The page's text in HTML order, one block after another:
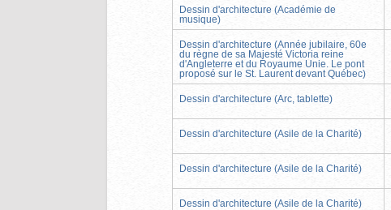
Dessin d'architecture (Académie de
musique)
Dessin d'architecture (Année jubilaire, 60e
du règne de sa Majesté Victoria reine
d'Angleterre et du Royaume Unie. Le pont
proposé sur le St. Laurent devant Québec)
Dessin d'architecture (Arc, tablette)
Dessin d'architecture (Asile de la Charité)
Dessin d'architecture (Asile de la Charité)
Dessin d'architecture (Asile de la Charité)